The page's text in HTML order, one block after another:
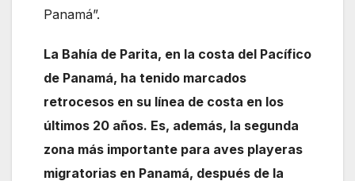
Panamá”.
La Bahía de Parita, en la costa del Pacífico
de Panamá, ha tenido marcados
retrocesos en su línea de costa en los
últimos 20 años. Es, además, la segunda
zona más importante para aves playeras
migratorias en Panamá, después de la